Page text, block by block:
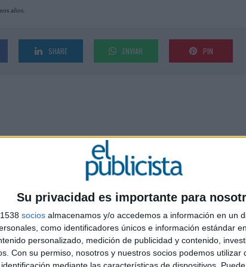
Su privacidad es importante para
socios almacenamos y/o accedemos a información en un
como identificadores únicos e información estándar
personalizado, medición de publicidad y contenido,
Con su permiso, nosotros y nuestros socios podemos utilizar
mediante las características de dispositivos.
DE INUSUALY PARA CERVEZA CAPAZ
años.
SHARE ENVIAR PIN